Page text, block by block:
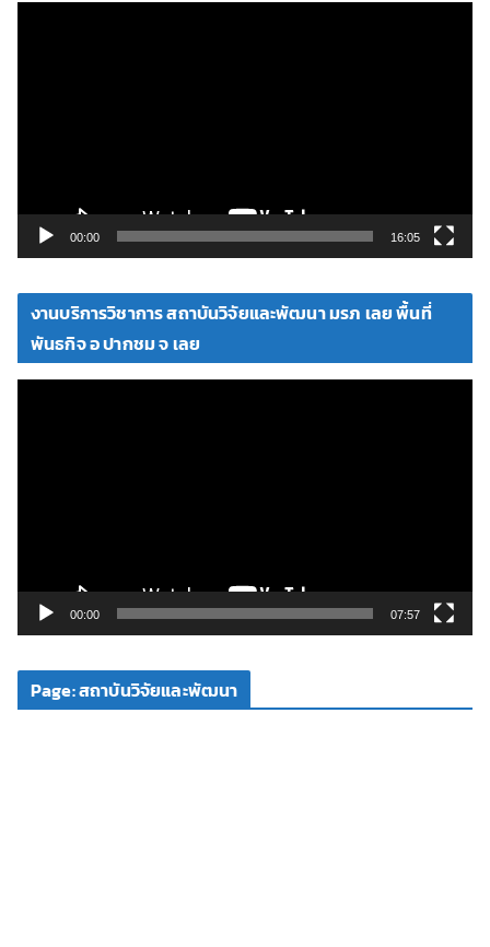
ดี
00:00 16:05
งานบริการวิชาการ สถาบันวิจัยและพัฒนา มรภ เลย พื้นที่
พันธกิจ อ ปากชม จ เลย
ดี
00:00 07:57
Page: สถาบันวิจัยและพัฒนา